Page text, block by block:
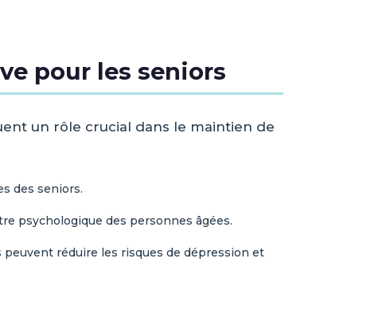
pour les seniors
un rôle crucial dans le maintien de
des seniors.
psychologique des personnes âgées.
réduire les risques de dépression et